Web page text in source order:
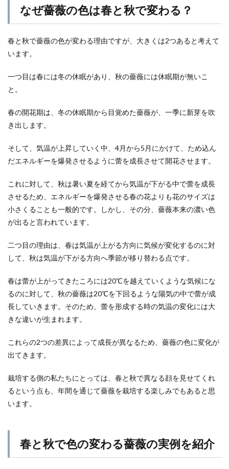
なぜ薔薇の色は春と秋で変わる？
春と秋で薔薇の色が変わる理由ですが、大きくは2つあると考えて
います。
一つ目は春には冬の休眠があり、秋の薔薇には休眠期が無いこ
と。
春の開花期は、冬の休眠期から目覚めた薔薇が、一季に新芽を吹
き出します。
そして、気温が上昇していく中、4月から5月にかけて、ため込ん
だエネルギーを爆発させるように蕾を成長させて開花させます。
これに対して、秋は暑い夏を経てから気温が下がる中で蕾を成長
させるため、エネルギーを爆発させる春の花よりも花のサイズは
小さくることも一般的です。しかし、その分、薔薇本来の濃い色
が出ると言われています。
二つ目の理由は、春は気温が上がる方向に気候が変化するのに対
して、秋は気温が下がる方向へ季節が移り替わる点です。
春は蕾が上がってきたころには20℃を越えていくような気候にな
るのに対して、秋の薔薇は20℃を下回るような陽気の中で蕾が成
長していきます。そのため、蕾を形成する時の気温の変化には大
きな違いが生まれます。
これらの2つの差異によって成長が異なるため、薔薇の色に変化が
出てきます。
栽培する側の私たちにとっては、春と秋で異なる顔を見せてくれ
るという点も、年間を通じて薔薇を栽培する楽しみでもあると思
います。
春と秋で色の変わる薔薇の実例を紹介